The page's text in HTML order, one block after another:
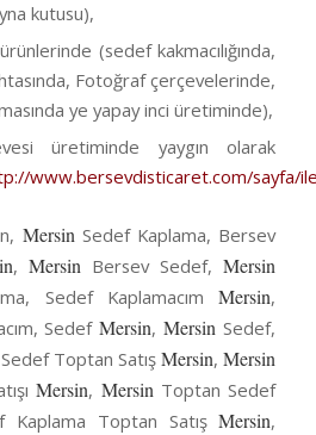
kutusu),
(sedef kakmacılığında,
Fotoğraf çerçevelerinde,
ye yapay inci üretiminde),
üretiminde yaygın olarak
www.bersevdisticaret.com/sayfa/
MersinSedef Kaplama, Bersev
, Mersin Bersev Sedef,Mersin
Sedef KaplamacımMersin,
SedefMersin,Mersin Sedef,
Toptan SatışMersin,Mersin
Mersin, MersinToptan Sedef
Kaplama Toptan SatışMersin,